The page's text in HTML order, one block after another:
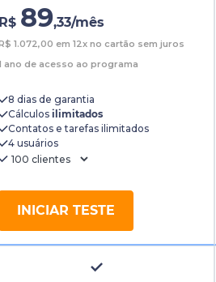
R$ 89,33/mês
1.072,00 em 12x no cartão sem juros
ano de acesso ao programa
8 dias de garantia
Cálculos ilimitados
Contatos e tarefas ilimitados
4 usuários
INICIAR TESTE